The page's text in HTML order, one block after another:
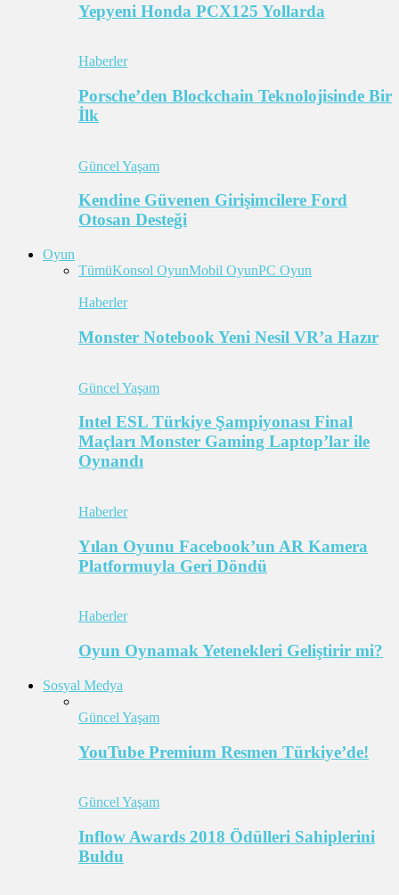
Yepyeni Honda PCX125 Yollarda
Haberler
Porsche’den Blockchain Teknolojisinde Bir
İlk
Güncel Yaşam
Kendine Güvenen Girişimcilere Ford
Otosan Desteği
Oyun
TümüKonsol OyunMobil OyunPC Oyun
Haberler
Monster Notebook Yeni Nesil VR’a Hazır
Güncel Yaşam
Intel ESL Türkiye Şampiyonası Final
Maçları Monster Gaming Laptop’lar ile
Oynandı
Haberler
Yılan Oyunu Facebook’un AR Kamera
Platformuyla Geri Döndü
Haberler
Oyun Oynamak Yetenekleri Geliştirir mi?
Sosyal Medya
Güncel Yaşam
YouTube Premium Resmen Türkiye’de!
Güncel Yaşam
Inflow Awards 2018 Ödülleri Sahiplerini
Buldu